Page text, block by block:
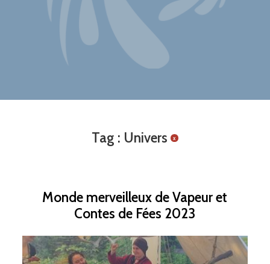
Tag : Univers x
Monde merveilleux de Vapeur et
Contes de Fées 2023